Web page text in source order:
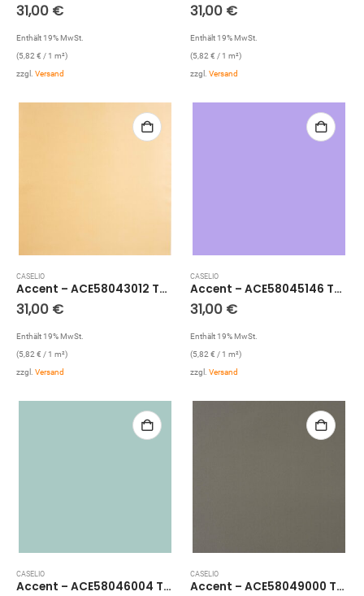
31,00 €
Enthält 19% MwSt.
(5,82 € / 1 m²)
zzgl. Versand
31,00 €
Enthält 19% MwSt.
(5,82 € / 1 m²)
zzgl. Versand
CASELIO
Accent – ACE58043012 Tapete: Uni (Lachs)
31,00 €
Enthält 19% MwSt.
(5,82 € / 1 m²)
zzgl. Versand
CASELIO
Accent – ACE58045146 Tapete: Glitzer Uni (Flieder)
31,00 €
Enthält 19% MwSt.
(5,82 € / 1 m²)
zzgl. Versand
CASELIO
Accent – ACE58046004 Tapete: Uni (Hellblau)
CASELIO
Accent – ACE58049000 Tapete: Glitzer Uni (Grau)